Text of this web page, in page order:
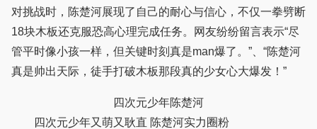
对挑战时，陈楚河展现了自己的耐心与信心，不仅一拳劈断
18块木板还克服恐高心理完成任务。网友纷纷留言表示“尽
管平时像小孩一样，但关键时刻真是man爆了。”、“陈楚河
真是帅出天际，徒手打破木板那段真的少女心大爆发！”
四次元少年陈楚河
四次元少年又萌又耿直 陈楚河实力圈粉